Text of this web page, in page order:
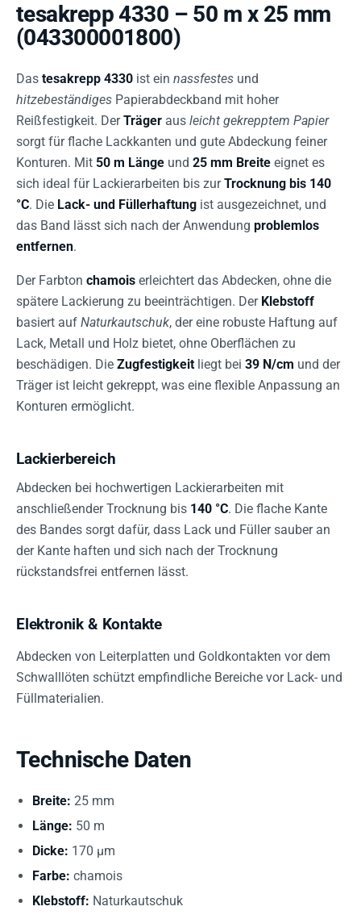
tesakrepp 4330 – 50 m x 25 mm
(043300001800)
Das tesakrepp 4330 ist ein nassfestes und
hitzebeständiges Papierabdeckband mit hoher
Reißfestigkeit. DerTräger aus leicht gekrepptem Papier
sorgt für flache Lackkanten und gute Abdeckung feiner
Konturen. Mit 50 m Länge und 25 mm Breite eignet es
sich ideal für Lackierarbeiten bis zurTrocknung bis 140
°C. Die Lack- und Füllerhaftung ist ausgezeichnet, und
das Band lässt sich nach der Anwendung problemlos
entfernen.
Der Farbton chamois erleichtert das Abdecken, ohne die
spätere Lackierung zu beeinträchtigen. Der Klebstoff
basiert auf Naturkautschuk, der eine robuste Haftung auf
Lack, Metall und Holz bietet, ohne Oberflächen zu
beschädigen. Die Zugfestigkeit liegt bei 39 N/cm und der
Träger ist leicht gekreppt, was eine flexible Anpassung an
Konturen ermöglicht.
Lackierbereich
Abdecken bei hochwertigen Lackierarbeiten mit
anschließender Trocknung bis 140 °C. Die flache Kante
des Bandes sorgt dafür, dass Lack und Füller sauber an
der Kante haften und sich nach der Trocknung
rückstandsfrei entfernen lässt.
Elektronik & Kontakte
Abdecken von Leiterplatten und Goldkontakten vor dem
Schwalllöten schützt empfindliche Bereiche vor Lack- und
Füllmaterialien.
Technische Daten
Breite: 25 mm
Länge: 50 m
Dicke: 170 µm
Farbe: chamois
Klebstoff: Naturkautschuk